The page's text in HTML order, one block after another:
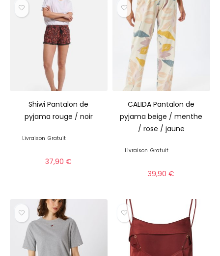
Shiwi Pantalon de
pyjama rouge / noir
Livraison Gratuit
37,90€
CALIDA Pantalon de
pyjama beige / menthe
/ rose / jaune
Livraison Gratuit
39,90€